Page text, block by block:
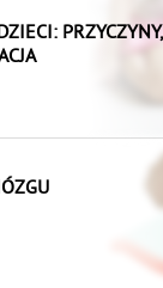
PRZYCZYNY,